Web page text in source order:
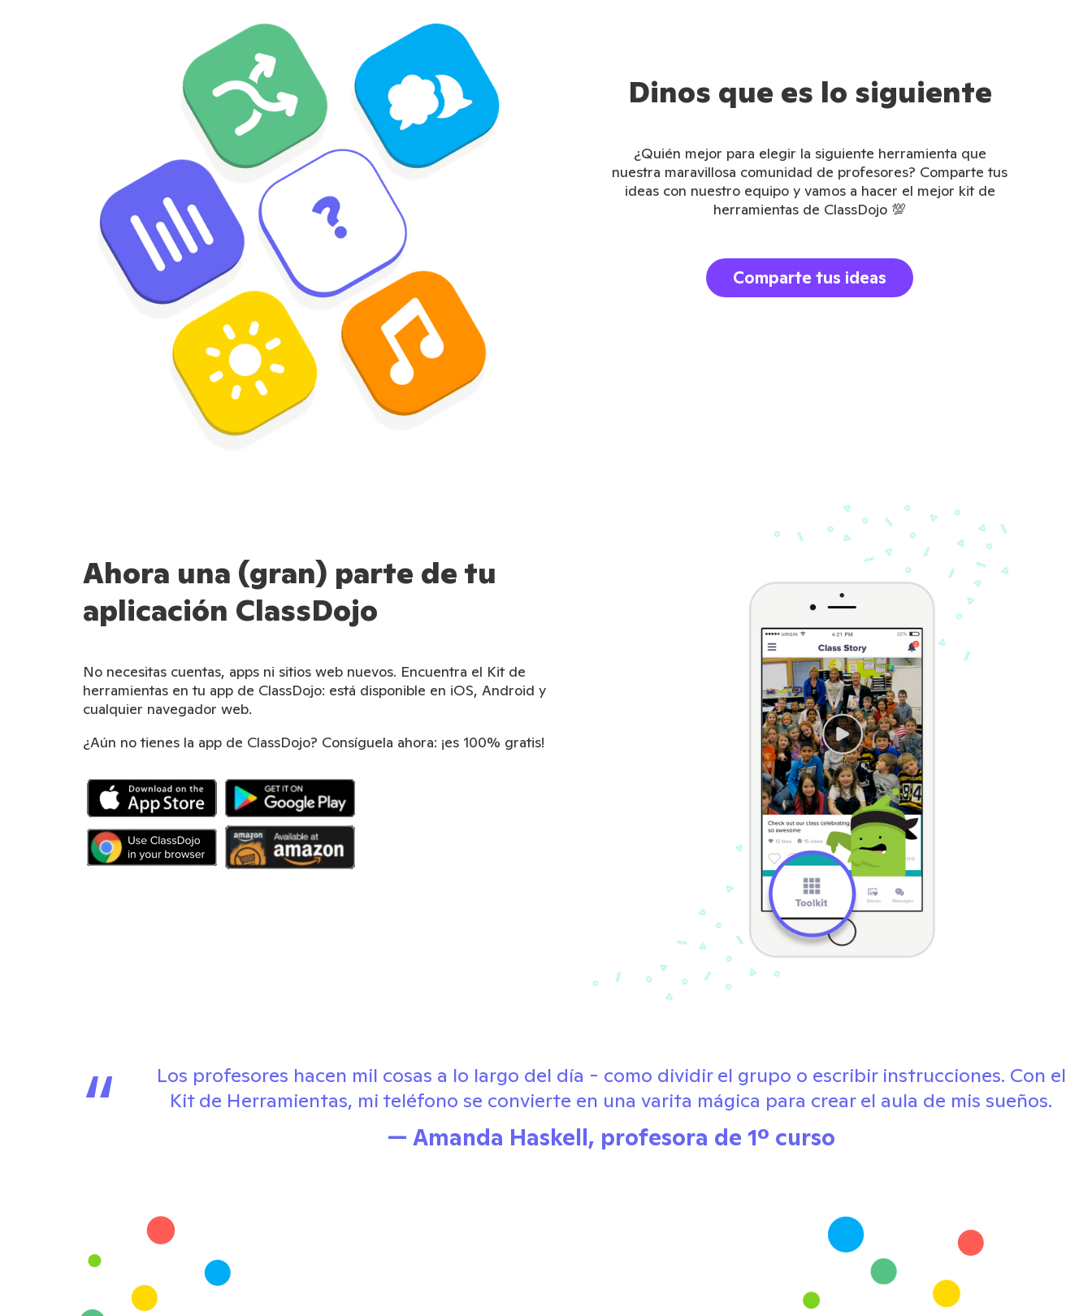
Dinos que es lo siguiente
¿Quién mejor para elegir la siguiente herramienta que
nuestra maravillosa comunidad de profesores? Comparte tus
ideas con nuestro equipo y vamos a hacer el mejor kit de
herramientas de ClassDojo 💯
Comparte tus ideas
Ahora una (gran) parte de tu
aplicación ClassDojo
No necesitas cuentas, apps ni sitios web nuevos. Encuentra el Kit de
herramientas en tu app de ClassDojo: está disponible en iOS, Android y
cualquier navegador web.
¿Aún no tienes la app de ClassDojo? Consíguela ahora: ¡es 100% gratis!
“
Los profesores hacen mil cosas a lo largo del día - como dividir el grupo o escribir instrucciones. Con el
Kit de Herramientas, mi teléfono se convierte en una varita mágica para crear el aula de mis sueños.
— Amanda Haskell, profesora de 1º curso